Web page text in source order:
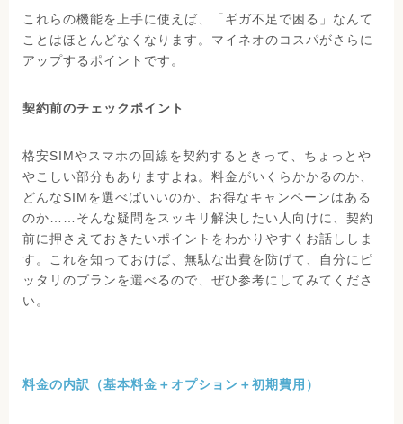
これらの機能を上手に使えば、「ギガ不足で困る」なんて
ことはほとんどなくなります。マイネオのコスパがさらに
アップするポイントです。
契約前のチェックポイント
格安SIMやスマホの回線を契約するときって、ちょっとや
やこしい部分もありますよね。料金がいくらかかるのか、
どんなSIMを選べばいいのか、お得なキャンペーンはある
のか……そんな疑問をスッキリ解決したい人向けに、契約
前に押さえておきたいポイントをわかりやすくお話ししま
す。これを知っておけば、無駄な出費を防げて、自分にピ
ッタリのプランを選べるので、ぜひ参考にしてみてくださ
い。
料金の内訳（基本料金＋オプション＋初期費用）